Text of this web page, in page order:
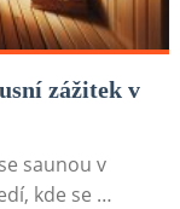
zážitek v
saunou v
kde se …